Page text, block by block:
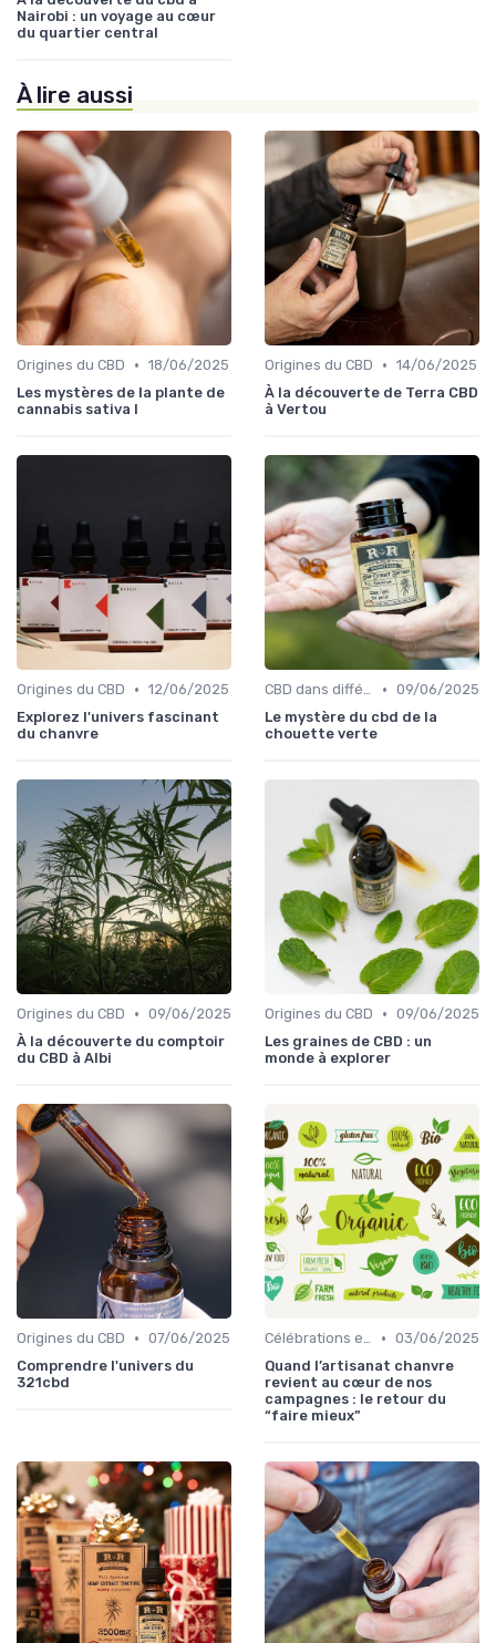
Nairobi : un voyage au cœur
du quartier central
À lire aussi
Origines du CBD • 18/06/2025
Les mystères de la plante de
cannabis sativa l
Origines du CBD • 14/06/2025
À la découverte de Terra CBD
à Vertou
Origines du CBD • 12/06/2025
Explorez l'univers fascinant
du chanvre
CBD dans différentes cultures • 09/06/2025
Le mystère du cbd de la
chouette verte
Origines du CBD • 09/06/2025
À la découverte du comptoir
du CBD à Albi
Origines du CBD • 09/06/2025
Les graines de CBD : un
monde à explorer
Origines du CBD • 07/06/2025
Comprendre l'univers du
321cbd
Célébrations et traditions • 03/06/2025
Quand l’artisanat chanvre
revient au cœur de nos
campagnes : le retour du
“faire mieux”